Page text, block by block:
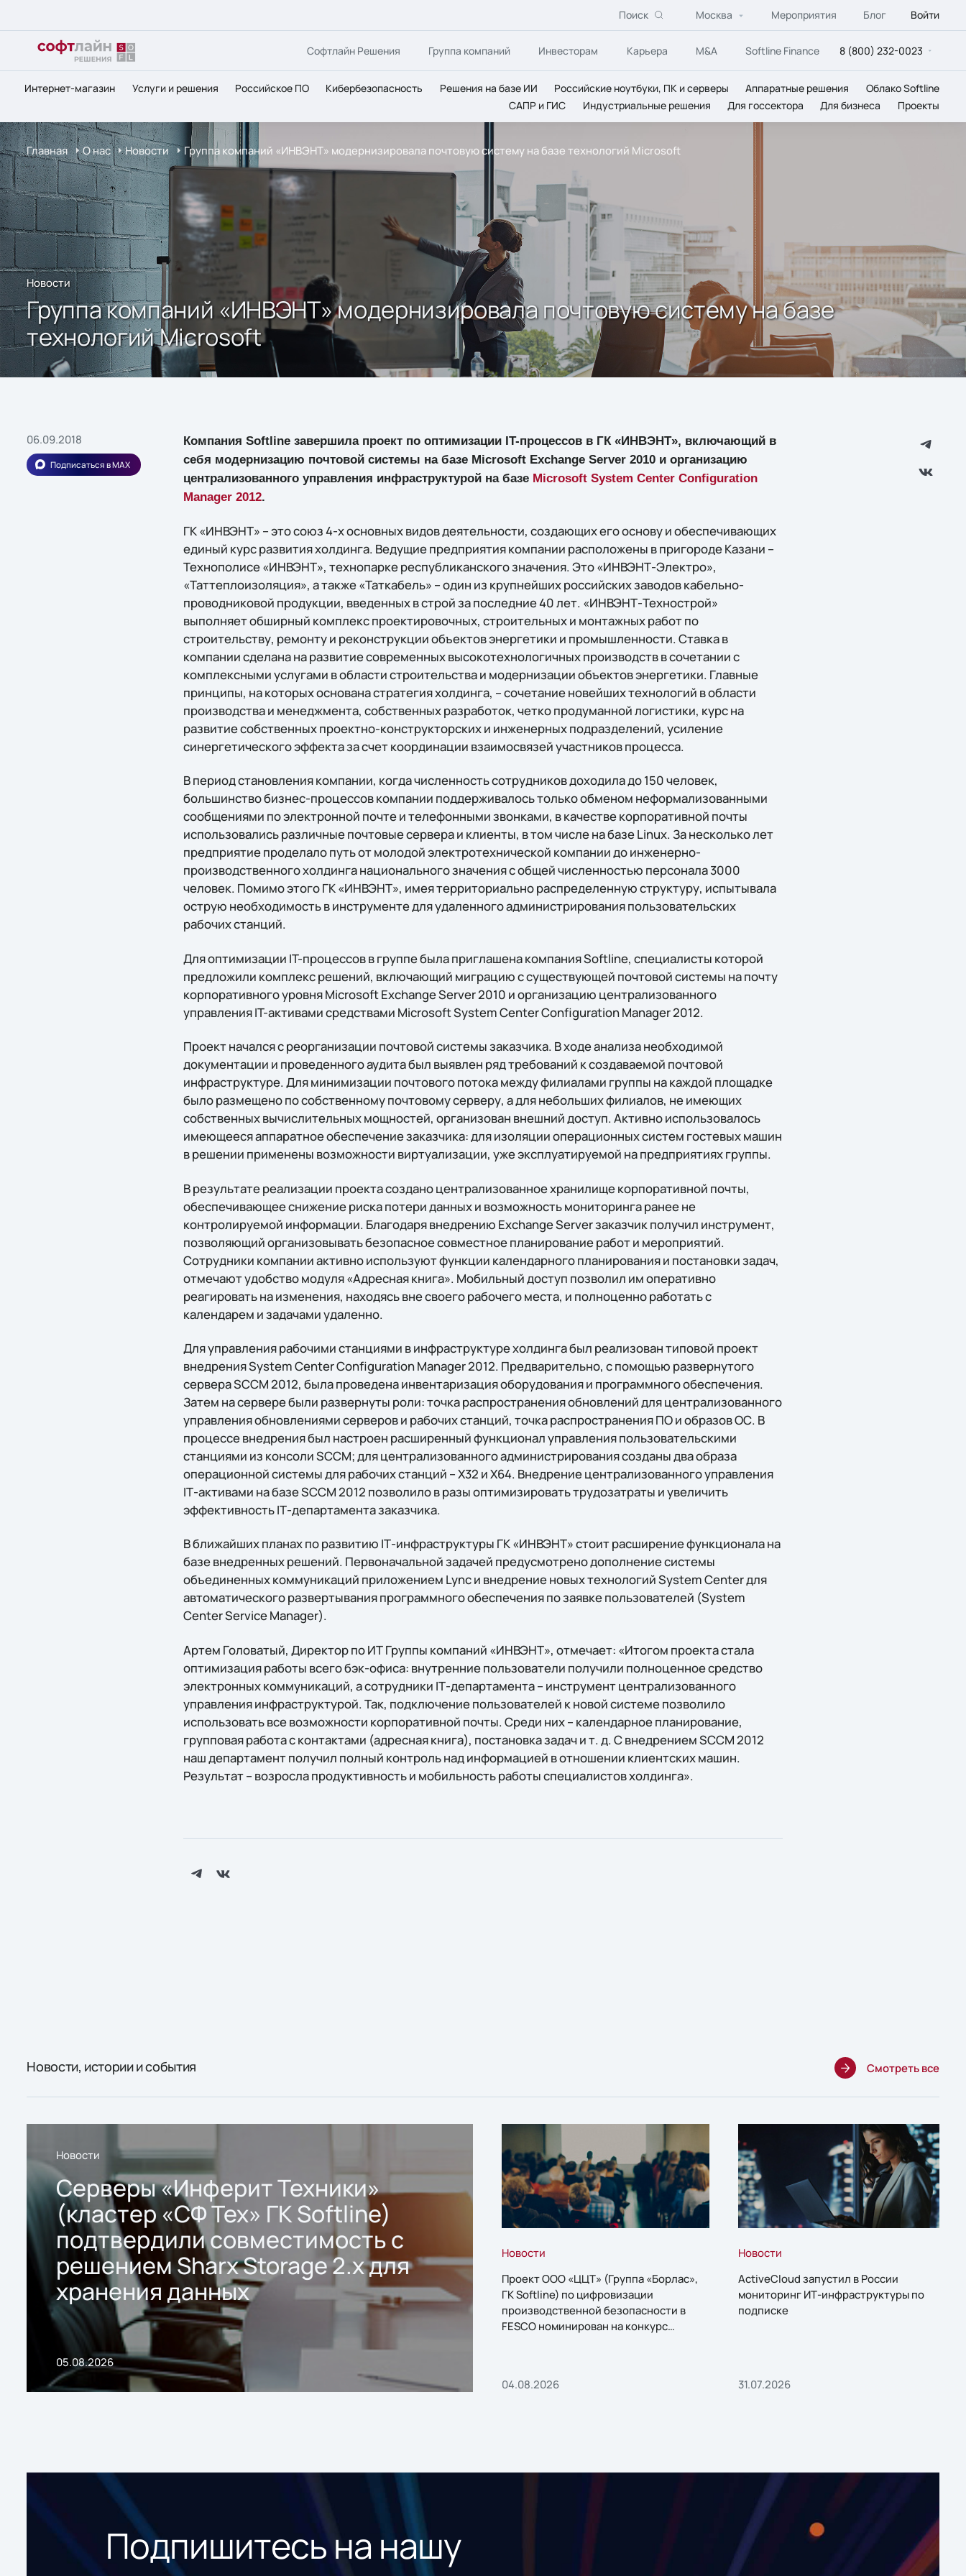
Поиск Москва Мероприятия Блог Войти
Софтлайн Решения Группа компаний Инвесторам Карьера M&A Softline Finance 8 (800) 232-0023
Интернет-магазин Услуги и решения Российское ПО Кибербезопасность Решения на базе ИИ Российские ноутбуки, ПК и серверы Аппаратные решения
Облако Softline
САПР и ГИС
Индустриальные решения Для госсектора Для бизнеса Проекты
Главная О нас Новости Группа компаний «ИНВЭНТ» модернизировала почтовую систему на базе технологий Microsoft
Новости
Группа компаний «ИНВЭНТ» модернизировала почтовую систему на базе
технологий Microsoft
06.09.2018
Подписаться в MAX
Компания Softline завершила проект по оптимизации IT-процессов в ГК «ИНВЭНТ», включающий в
себя модернизацию почтовой системы на базе Microsoft Exchange Server 2010 и организацию
централизованного управления инфраструктурой на базе Microsoft System Center Configuration
Manager 2012.
ГК «ИНВЭНТ» – это союз 4-х основных видов деятельности, создающих его основу и обеспечивающих
единый курс развития холдинга. Ведущие предприятия компании расположены в пригороде Казани –
Технополисе «ИНВЭНТ», технопарке республиканского значения. Это «ИНВЭНТ-Электро»,
«Таттеплоизоляция», а также «Таткабель» – один из крупнейших российских заводов кабельно-
проводниковой продукции, введенных в строй за последние 40 лет. «ИНВЭНТ-Технострой»
выполняет обширный комплекс проектировочных, строительных и монтажных работ по
строительству, ремонту и реконструкции объектов энергетики и промышленности. Ставка в
компании сделана на развитие современных высокотехнологичных производств в сочетании с
комплексными услугами в области строительства и модернизации объектов энергетики. Главные
принципы, на которых основана стратегия холдинга, – сочетание новейших технологий в области
производства и менеджмента, собственных разработок, четко продуманной логистики, курс на
развитие собственных проектно-конструкторских и инженерных подразделений, усиление
синергетического эффекта за счет координации взаимосвязей участников процесса.
В период становления компании, когда численность сотрудников доходила до 150 человек,
большинство бизнес-процессов компании поддерживалось только обменом неформализованными
сообщениями по электронной почте и телефонными звонками, в качестве корпоративной почты
использовались различные почтовые сервера и клиенты, в том числе на базе Linux. За несколько лет
предприятие проделало путь от молодой электротехнической компании до инженерно-
производственного холдинга национального значения с общей численностью персонала 3000
человек. Помимо этого ГК «ИНВЭНТ», имея территориально распределенную структуру, испытывала
острую необходимость в инструменте для удаленного администрирования пользовательских
рабочих станций.
Для оптимизации IT-процессов в группе была приглашена компания Softline, специалисты которой
предложили комплекс решений, включающий миграцию с существующей почтовой системы на почту
корпоративного уровня Microsoft Exchange Server 2010 и организацию централизованного
управления IT-активами средствами Microsoft System Center Configuration Manager 2012.
Проект начался с реорганизации почтовой системы заказчика. В ходе анализа необходимой
документации и проведенного аудита был выявлен ряд требований к создаваемой почтовой
инфраструктуре. Для минимизации почтового потока между филиалами группы на каждой площадке
было размещено по собственному почтовому серверу, а для небольших филиалов, не имеющих
собственных вычислительных мощностей, организован внешний доступ. Активно использовалось
имеющееся аппаратное обеспечение заказчика: для изоляции операционных систем гостевых машин
в решении применены возможности виртуализации, уже эксплуатируемой на предприятиях группы.
В результате реализации проекта создано централизованное хранилище корпоративной почты,
обеспечивающее снижение риска потери данных и возможность мониторинга ранее не
контролируемой информации. Благодаря внедрению Exchange Server заказчик получил инструмент,
позволяющий организовывать безопасное совместное планирование работ и мероприятий.
Сотрудники компании активно используют функции календарного планирования и постановки задач,
отмечают удобство модуля «Адресная книга». Мобильный доступ позволил им оперативно
реагировать на изменения, находясь вне своего рабочего места, и полноценно работать с
календарем и задачами удаленно.
Для управления рабочими станциями в инфраструктуре холдинга был реализован типовой проект
внедрения System Center Configuration Manager 2012. Предварительно, с помощью развернутого
сервера SCCM 2012, была проведена инвентаризация оборудования и программного обеспечения.
Затем на сервере были развернуты роли: точка распространения обновлений для централизованного
управления обновлениями серверов и рабочих станций, точка распространения ПО и образов ОС. В
процессе внедрения был настроен расширенный функционал управления пользовательскими
станциями из консоли SCCM; для централизованного администрирования созданы два образа
операционной системы для рабочих станций – Х32 и Х64. Внедрение централизованного управления
IТ-активами на базе SCCM 2012 позволило в разы оптимизировать трудозатраты и увеличить
эффективность IТ-департамента заказчика.
В ближайших планах по развитию IТ-инфраструктуры ГК «ИНВЭНТ» стоит расширение функционала на
базе внедренных решений. Первоначальной задачей предусмотрено дополнение системы
объединенных коммуникаций приложением Lync и внедрение новых технологий System Center для
автоматического развертывания программного обеспечения по заявке пользователей (System
Center Service Manager).
Артем Головатый, Директор по ИТ Группы компаний «ИНВЭНТ», отмечает: «Итогом проекта стала
оптимизация работы всего бэк-офиса: внутренние пользователи получили полноценное средство
электронных коммуникаций, а сотрудники IТ-департамента – инструмент централизованного
управления инфраструктурой. Так, подключение пользователей к новой системе позволило
использовать все возможности корпоративной почты. Среди них – календарное планирование,
групповая работа с контактами (адресная книга), постановка задач и т. д. С внедрением SCCM 2012
наш департамент получил полный контроль над информацией в отношении клиентских машин.
Результат – возросла продуктивность и мобильность работы специалистов холдинга».
Новости, истории и события Смотреть все
Новости
Серверы «Инферит Техники»
(кластер «СФ Тех» ГК Softline)
подтвердили совместимость с
решением Sharx Storage 2.x для
хранения данных
05.08.2026
Новости
Проект ООО «ЦЦТ» (Группа «Борлас»,
ГК Softline) по цифровизации
производственной безопасности в
FESCO номинирован на конкурс
04.08.2026
Новости
ActiveCloud запустил в России
мониторинг ИТ-инфраструктуры по
подписке
31.07.2026
Подпишитесь на нашу